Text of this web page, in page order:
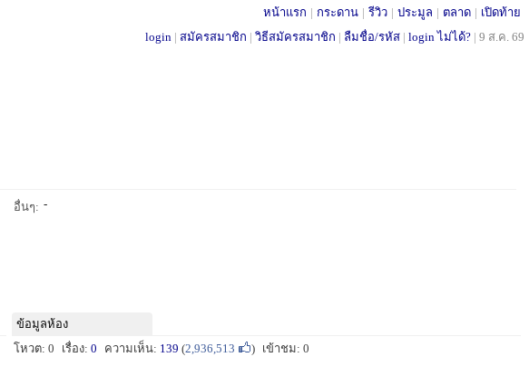
หน้าแรก | กระดาน | รีวิว | ประมูล | ตลาด | เปิดท้าย
login | สมัครสมาชิก | วิธีสมัครสมาชิก | ลืมชื่อ/รหัส | login ไม่ได้? | 9 ส.ค. 69
อื่นๆ: -
ข้อมูลห้อง
โหวต: 0
เรื่อง: 0 ความเห็น: 139 (2,936,513 ) เข้าชม: 0